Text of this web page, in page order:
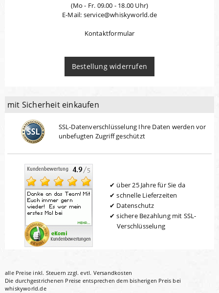
(Mo - Fr. 09.00 - 18.00 Uhr)
E-Mail: service@whiskyworld.de
Kontaktformular
Bestellung widerrufen
mit Sicherheit einkaufen
SSL-Datenverschlüsselung Ihre Daten werden vor
unbefugten Zugriff geschützt
über 25 Jahre für Sie da
schnelle Lieferzeiten
Datenschutz
sichere Bezahlung mit SSL-
Verschlüsselung
alle Preise inkl. Steuern zzgl. evtl. Versandkosten
Die durchgestrichenen Preise entsprechen dem bisherigen Preis bei
whiskyworld.de